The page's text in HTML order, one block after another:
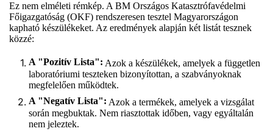
Ez nem elméleti rémkép. A BM Országos Katasztrófavédelmi
Főigazgatóság (OKF) rendszeresen tesztel Magyarországon
kapható készülékeket. Az eredmények alapján két listát tesznek
közzé:
A "Pozitív Lista": Azok a készülékek, amelyek a független
laboratóriumi teszteken bizonyítottan, a szabványoknak
megfelelően működtek.
A "Negatív Lista": Azok a termékek, amelyek a vizsgálat
során megbuktak. Nem riasztottak időben, vagy egyáltalán
nem jeleztek.